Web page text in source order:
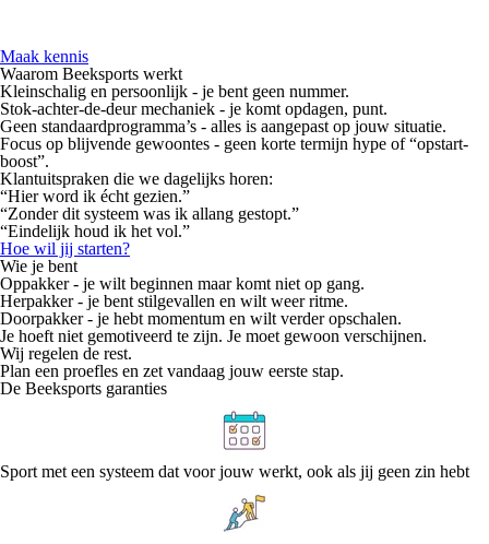
Maak kennis
Waarom Beeksports werkt
Kleinschalig en persoonlijk - je bent geen nummer.
Stok-achter-de-deurmechaniek - je komt opdagen, punt.
Geen standaardprogramma’s - alles is aangepast op jouw situatie.
Focus op blijvende gewoontes - geen korte termijn hype of “opstart-
boost”.
Klantuitspraken die we dagelijks horen:
“Hier word ik écht gezien.”
“Zonder dit systeem was ik allang gestopt.”
“Eindelijk houd ik het vol.”
Hoe wil jij starten?
Wie je bent
Oppakker- je wilt beginnen maar komt niet op gang.
Herpakker - je bent stilgevallen en wilt weer ritme.
Doorpakker- je hebt momentum en wilt verder opschalen.
Je hoeft niet gemotiveerd te zijn. Je moet gewoon verschijnen.
Wij regelen de rest.
Plan een proefles en zet vandaag jouw eerste stap.
De Beeksports garanties
Sport met een systeem dat voor jouw werkt, ook als jij geen zin hebt